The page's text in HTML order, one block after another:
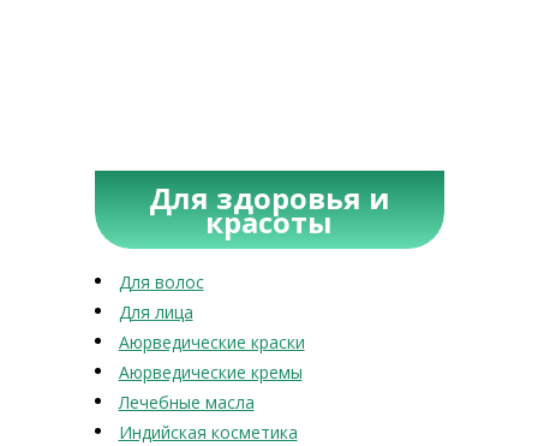
Для здоровья и
красоты
Для волос
Для лица
Аюрведические краски
Аюрведические кремы
Лечебные масла
Индийская косметика